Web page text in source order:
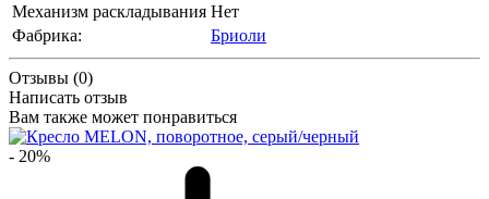
Механизм раскладывания Нет
Фабрика:
Бриоли
Отзывы (0)
Написать отзыв
Вам также может понравиться
- 20%